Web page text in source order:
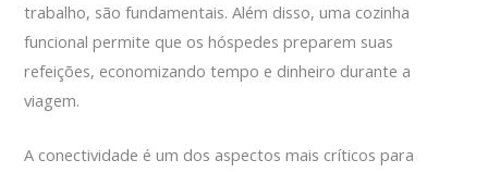
trabalho, são fundamentais. Além disso, uma cozinha
funcional permite que os hóspedes preparem suas
refeições, economizando tempo e dinheiro durante a
viagem.
A conectividade é um dos aspectos mais críticos para